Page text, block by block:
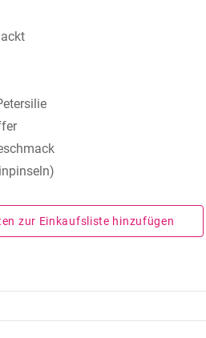
zur Einkaufsliste hinzufügen